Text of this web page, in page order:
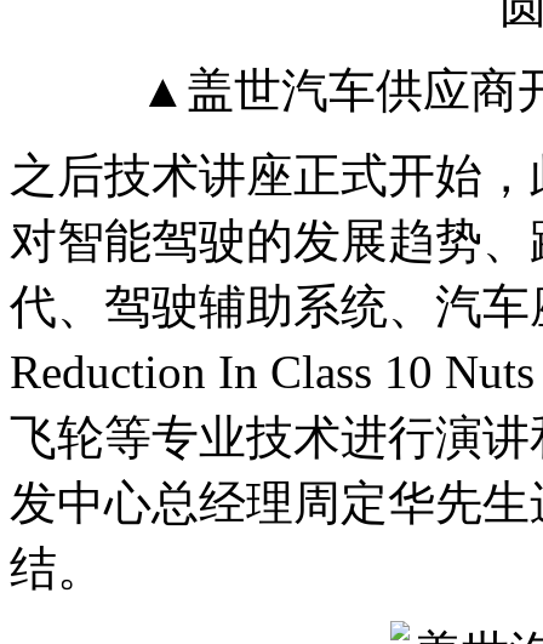
▲盖世汽车供应商
之后技术讲座正式开始
对智能驾驶的发展趋势
代、驾驶辅助系统、汽
Reduction In Class 10
飞轮等专业技术进行演
发中心总经理周定华先
结。